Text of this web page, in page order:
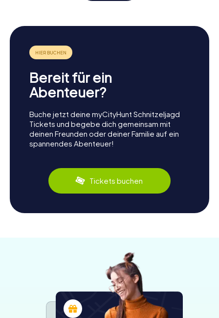
einPub Crawl der neuen Generation, über den ihr noch
Jahre später sprechen werdet.
Was macht heute einen guten Pub Crawl aus?
nur eine Liste mit Bars. Man will ein echtes Erlebnis. Eine
gute Kneipentour erzählt eine Geschichte, sorgt für
Interaktion in der Gruppe und führt euch an Orte, die ihr
flexibel sein – denn kaum jemand hat Lust auf einen starren
Ablauf oder einen übermotivierten Guide. Die Party Tour
erfüllt genau das: Sie verbindet die Idee eines Pub Crawls
mit dem Feeling eines Outdoor-Escape-Games und
Statt einem Guide folgt ihr euch selbst – mit der
myCityHunt App
Story über eine komplett verrückte Nacht, an die sich
zieht ihr von Location zu Location, löst Rätsel und meistert
herrlich schräge Aufgaben. Genau deshalb ist die
die perfekte Alternative für alle, die einen
mal ganz anders erleben wollen.
Die Kneipentour als Abenteuer: So funktioniert
Bereit für ein
Abenteuer?
Buche jetzt deine myCityHunt Schnitzeljagd
Tickets und begebe dich gemeinsam mit
deinen Freunden oder deiner Familie auf ein
spannendes Abenteuer!
Tickets buchen